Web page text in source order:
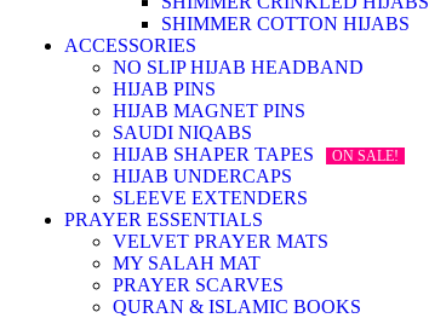
SHIMMER COTTON HIJABS
ACCESSORIES
NO SLIP HIJAB HEADBAND
HIJAB PINS
HIJAB MAGNET PINS
SAUDI NIQABS
HIJAB SHAPER TAPES
ON SALE!
HIJAB UNDERCAPS
SLEEVE EXTENDERS
PRAYER ESSENTIALS
VELVET PRAYER MATS
MY SALAH MAT
PRAYER SCARVES
QURAN & ISLAMIC BOOKS